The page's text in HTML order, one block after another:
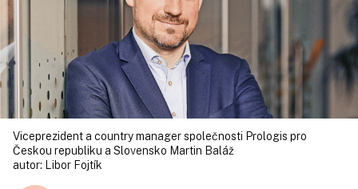
Viceprezident a country manager společnosti Prologis pro
Českou republiku a Slovensko Martin Baláž
autor:
Libor Fojtík